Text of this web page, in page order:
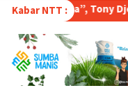
Kabar NTT :
Djogo Orasi Ujian